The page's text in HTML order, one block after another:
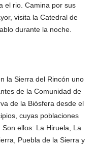
el rio. Camina por sus
visita la Catedral de
durante la noche.
la Sierra del Rincón uno
de la Comunidad de
de la Biósfera desde el
cuyas poblaciones
ellos: La Hiruela, La
Puebla de la Sierra y